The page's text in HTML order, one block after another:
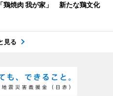
鶏焼肉 我が家」 新たな鶏文化
見る